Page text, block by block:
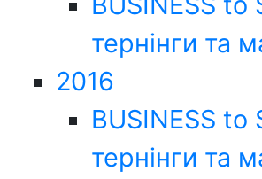
тернінги та
2016
BUSINESS to
тернінги та